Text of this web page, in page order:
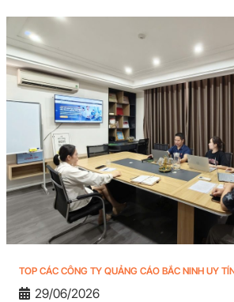
TOP CÁC CÔNG TY QUẢNG CÁO BẮC NINH UY
29/06/2026